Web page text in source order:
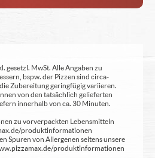
gesetzl. MwSt. Alle Angaben zu
bspw. der Pizzen sind circa-
Zubereitung geringfügig variieren.
von den tatsächlich gelieferten
innerhalb von ca. 30 Minuten.
zu vorverpackten Lebensmitteln
produktinformationen
Spuren von Allergenen seitens unsere
produktinformationen